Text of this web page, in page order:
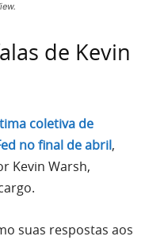
de Kevin
coletiva de
no final de abril,
Kevin Warsh,
suas respostas aos